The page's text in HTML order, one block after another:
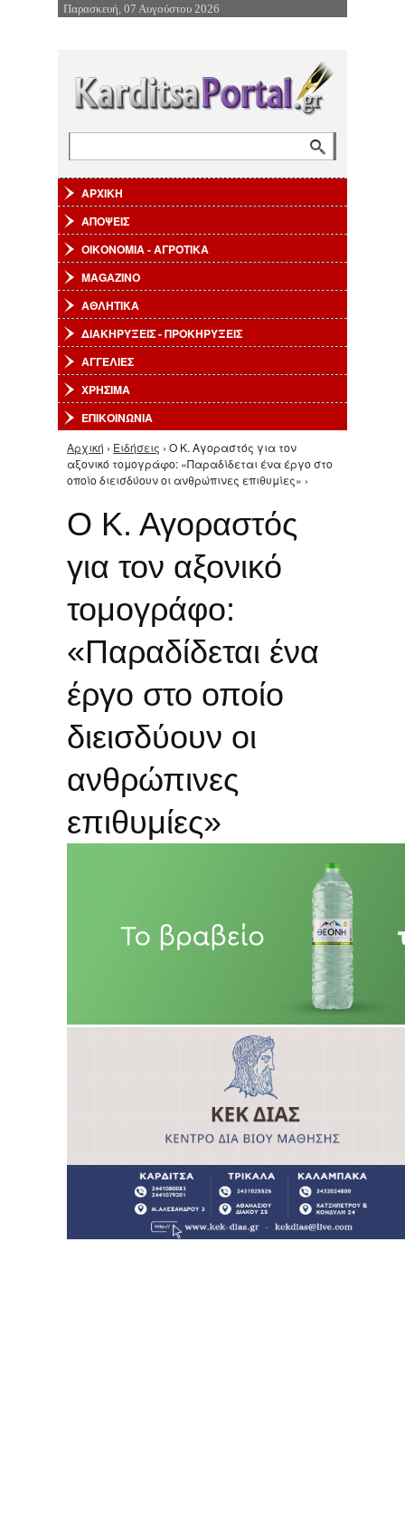
Επιστροφή στην Πλοήγηση
Παρασκευή, 07 Αυγούστου 2026
ΑΡΧΙΚΗ
ΑΠΟΨΕΙΣ
ΟΙΚΟΝΟΜΙΑ - ΑΓΡΟΤΙΚΑ
MAGAZINO
ΑΘΛΗΤΙΚΑ
ΔΙΑΚΗΡΥΞΕΙΣ - ΠΡΟΚΗΡΥΞΕΙΣ
ΑΓΓΕΛΙΕΣ
ΧΡΗΣΙΜΑ
ΕΠΙΚΟΙΝΩΝΙΑ
Είστε εδώ
Αρχική › Ειδήσεις › O Κ. Αγοραστός για τον
αξονικό τομογράφο: «Παραδίδεται ένα έργο στο
οποίο διεισδύουν οι ανθρώπινες επιθυμίες» ›
O Κ. Αγοραστός
για τον αξονικό
τομογράφο:
«Παραδίδεται ένα
έργο στο οποίο
διεισδύουν οι
ανθρώπινες
επιθυμίες»